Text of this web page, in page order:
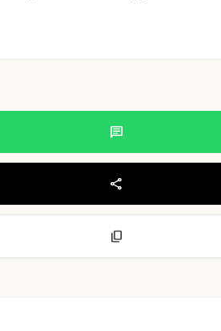
chat
share
content_copy